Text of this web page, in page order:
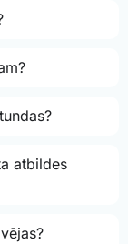
atbildes